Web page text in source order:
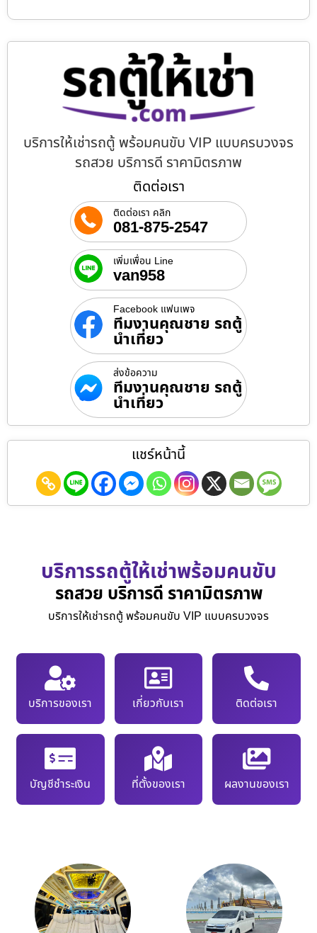
บริการให้เช่ารถตู้ พร้อมคนขับ VIP แบบครบวงจร
รถสวย บริการดี ราคามิตรภาพ
ติดต่อเรา
ติดต่อเรา คลิก
081-875-2547
เพิ่มเพื่อน Line
van958
Facebook แฟนเพจ
ทีมงานคุณชาย รถตู้
นำเที่ยว
ส่งข้อความ
ทีมงานคุณชาย รถตู้
นำเที่ยว
แชร์หน้านี้
บริการรถตู้ให้เช่าพร้อมคนขับ
รถสวย บริการดี ราคามิตรภาพ
บริการให้เช่ารถตู้ พร้อมคนขับ VIP แบบครบวงจร
บริการของเรา เกี่ยวกับเรา ติดต่อเรา
บัญชีชำระเงิน ที่ตั้งของเรา ผลงานของเรา